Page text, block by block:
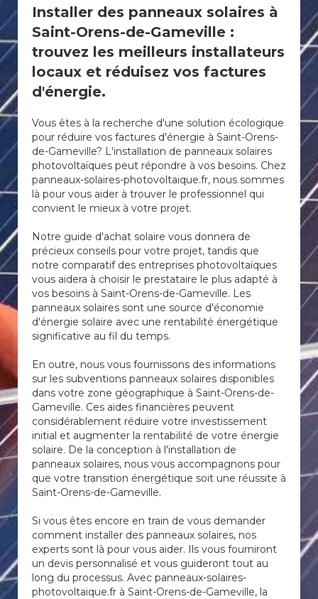
Installer des panneaux solaires à
Saint-Orens-de-Gameville :
trouvez les meilleurs installateurs
locaux et réduisez vos factures
d'énergie.
Vous êtes à la recherche d'une solution écologique
pour réduire vos factures d'énergie à Saint-Orens-
de-Gameville? L'installation de panneaux solaires
photovoltaïques peut répondre à vos besoins. Chez
panneaux-solaires-photovoltaique.fr, nous sommes
là pour vous aider à trouver le professionnel qui
convient le mieux à votre projet.
Notre guide d'achat solaire vous donnera de
précieux conseils pour votre projet, tandis que
notre comparatif des entreprises photovoltaïques
vous aidera à choisir le prestataire le plus adapté à
vos besoins à Saint-Orens-de-Gameville. Les
panneaux solaires sont une source d'économie
d'énergie solaire avec une rentabilité énergétique
significative au fil du temps.
En outre, nous vous fournissons des informations
sur les subventions panneaux solaires disponibles
dans votre zone géographique à Saint-Orens-de-
Gameville. Ces aides financières peuvent
considérablement réduire votre investissement
initial et augmenter la rentabilité de votre énergie
solaire. De la conception à l'installation de
panneaux solaires, nous vous accompagnons pour
que votre transition énergétique soit une réussite à
Saint-Orens-de-Gameville.
Si vous êtes encore en train de vous demander
comment installer des panneaux solaires, nos
experts sont là pour vous aider. Ils vous fourniront
un devis personnalisé et vous guideront tout au
long du processus. Avec panneaux-solaires-
photovoltaique.fr à Saint-Orens-de-Gameville, la